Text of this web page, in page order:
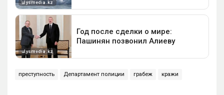
преступность Департамент полиции грабеж кражи